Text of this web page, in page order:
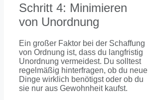
Schritt 4: Minimieren
von Unordnung
Ein großer Faktor bei der Schaffung
von Ordnung ist, dass du langfristig
Unordnung vermeidest. Du solltest
regelmäßig hinterfragen, ob du neue
Dinge wirklich benötigst oder ob du
sie nur aus Gewohnheit kaufst.